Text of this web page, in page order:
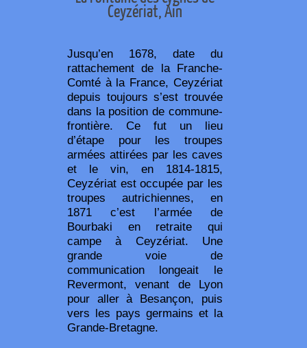
Ceyzériat, Ain
Jusqu’en 1678, date du
rattachement de la Franche-
Comté à la France, Ceyzériat
depuis toujours s’est trouvée
dans la position de commune-
frontière. Ce fut un lieu
d’étape pour les troupes
armées attirées par les caves
et le vin, en 1814-1815,
Ceyzériat est occupée par les
troupes autrichiennes, en
1871 c’est l’armée de
Bourbaki en retraite qui
campe à Ceyzériat. Une
grande voie de
communication longeait le
Revermont, venant de Lyon
pour aller à Besançon, puis
vers les pays germains et la
Grande-Bretagne.